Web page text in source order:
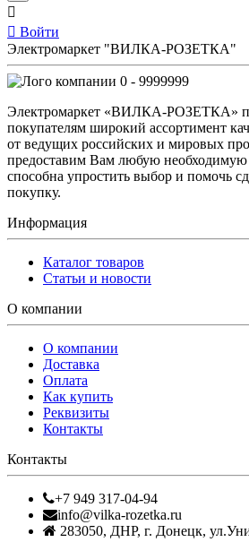
Войти
Электромаркет "ВИЛКА-РОЗЕТКА"
0 - 9999999
Электромаркет «ВИЛКА-РОЗЕТКА»
покупателям широкий ассортимент
от ведущих российских и мировых
предоставим Вам любую
способна упростить выбор и помочь
покупку.
Информация
Каталог товаров
Статьи и новости
О компании
О компании
Доставка
Оплата
Как купить
Реквизиты
Контакты
Контакты
+7 949 317-04-94
info@vilka-rozetka.ru
283050, ДНР, г. Донецк,